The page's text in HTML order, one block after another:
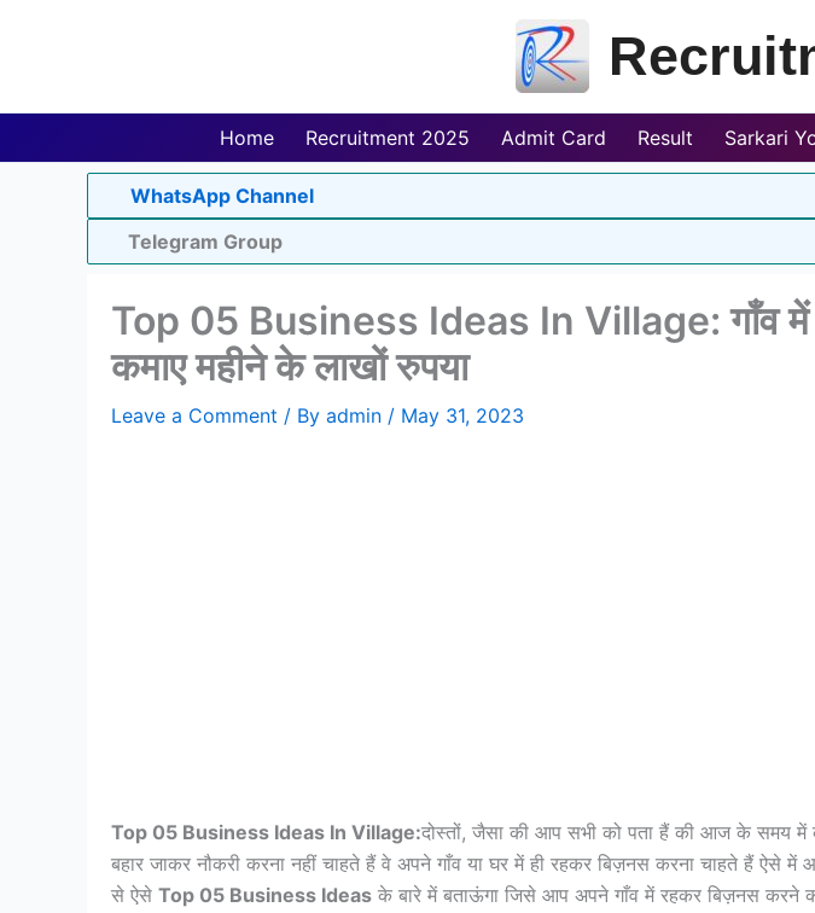
Home Recruitment 2025 Admit Card Result Sarkari
WhatsApp Channel
Telegram Group
Top 05 Business Ideas In Village: गाँव
कमाए महीने के लाखों रुपया
Leave a Comment / By admin / May 31, 2023
Top 05 Business Ideas In Village:दोस्तों, जैसा की आप सभी को पता हैं की आज के समय में
बहार जाकर नौकरी करना नहीं चाहते हैं वे अपने गाँव या घर में ही रहकर बिज़नस करना चाहते हैं ऐसे
से ऐसे Top 05 Business Ideas के बारे में बताऊंगा जिसे आप अपने गाँव में रहकर बिज़नस करने